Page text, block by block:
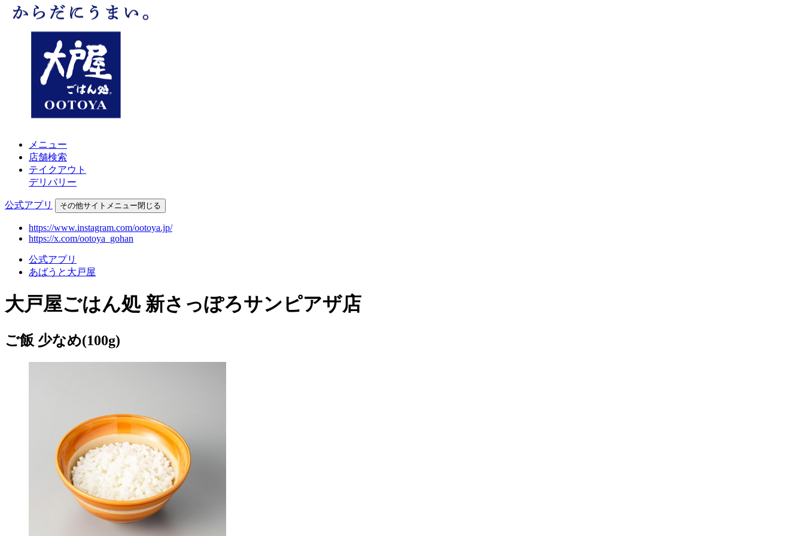
メニュー
店舗検索
テイクアウト
デリバリー
公式アプリ その他サイトメニュー閉じる
https://www.instagram.com/ootoya.jp/
https://x.com/ootoya_gohan
公式アプリ
あばうと大戸屋
大戸屋ごはん処 新さっぽろサンピアザ店
ご飯 少なめ(100g)